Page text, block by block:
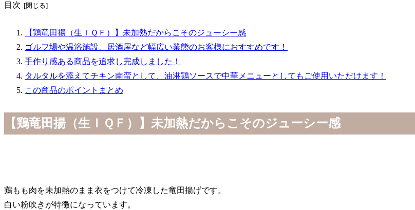
目次
【鶏竜田揚（生ＩＱＦ）】未加熱だからこそのジューシー感
ゴルフ場や温浴施設、居酒屋など幅広い業態のお客様におすすめです！
手作り感ある商品を追求し完成しました！
タルタルを添えてチキン南蛮として、油淋鶏ソースで中華メニューとしてもご使用いただけます！
この商品のポイントまとめ
【鶏竜田揚（生ＩＱＦ）】未加熱だからこそのジューシー感
鶏もも肉を未加熱のまま衣をつけて冷凍した竜田揚げです。
白い粉吹きが特徴になっています。